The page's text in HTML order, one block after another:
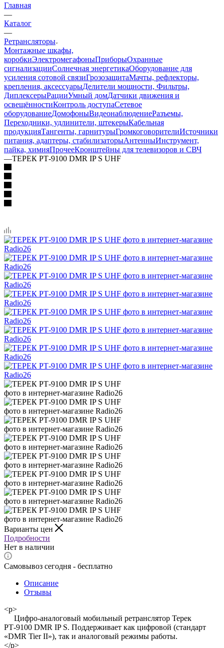
Главная
—
Каталог
—
Ретрансляторы
Монтажные шкафы,
коробкиЭлектромегафоныПриборыОхранные
сигнализацииСолнечная энергетикаОборудование для
усиления сотовой связиГрозозащитаМачты, рефлекторы,
крепления, аксессуарыДелители мощности, Фильтры,
ДиплексерыРацииУмный домДатчики движения и
освещённостиКонтроль доступаСетевое
оборудованиеДомофоныВидеонаблюдениеРазъемы,
Переходники, удлинители, штекерыКабельная
продукцияТангенты, гарнитурыГромкоговорителиИсточники
питания, адаптеры, стабилизаторыАнтенныИнструмент,
пайка, химияПрочееКронштейны для телевизоров и СВЧ
—ТЕРЕК РТ-9100 DMR IP S UHF
Варианты цен
Подробности
Нет в наличии
Самовывоз сегодня - бесплатно
Описание
Отзывы
<p>
Цифро-аналоговый мобильный ретранслятор Терек
РТ-9100 DMR IP S. Поддерживает как цифровой (стандарт
«DMR Tier II»), так и аналоговый режимы работы.
</p>